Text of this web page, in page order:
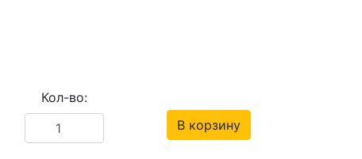
Кол-во:
В корзину